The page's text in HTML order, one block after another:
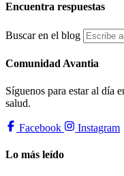
Encuentra respuestas
Buscar en el blog
Comunidad Avantia
Síguenos para estar al día
salud.
Facebook Instagram
Lo más leído